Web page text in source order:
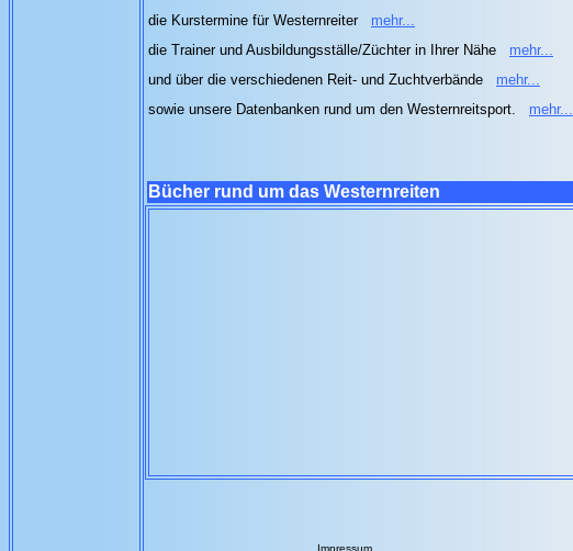
die Kurstermine für Westernreiter
mehr...
die Trainer und Ausbildungsställe/Züchter in Ihrer Nähe
mehr...
und über die verschiedenen Reit- und Zuchtverbände
mehr...
sowie unsere Datenbanken rund um den Westernreitsport.
mehr...
Bücher rund um das Westernreiten
Impressum